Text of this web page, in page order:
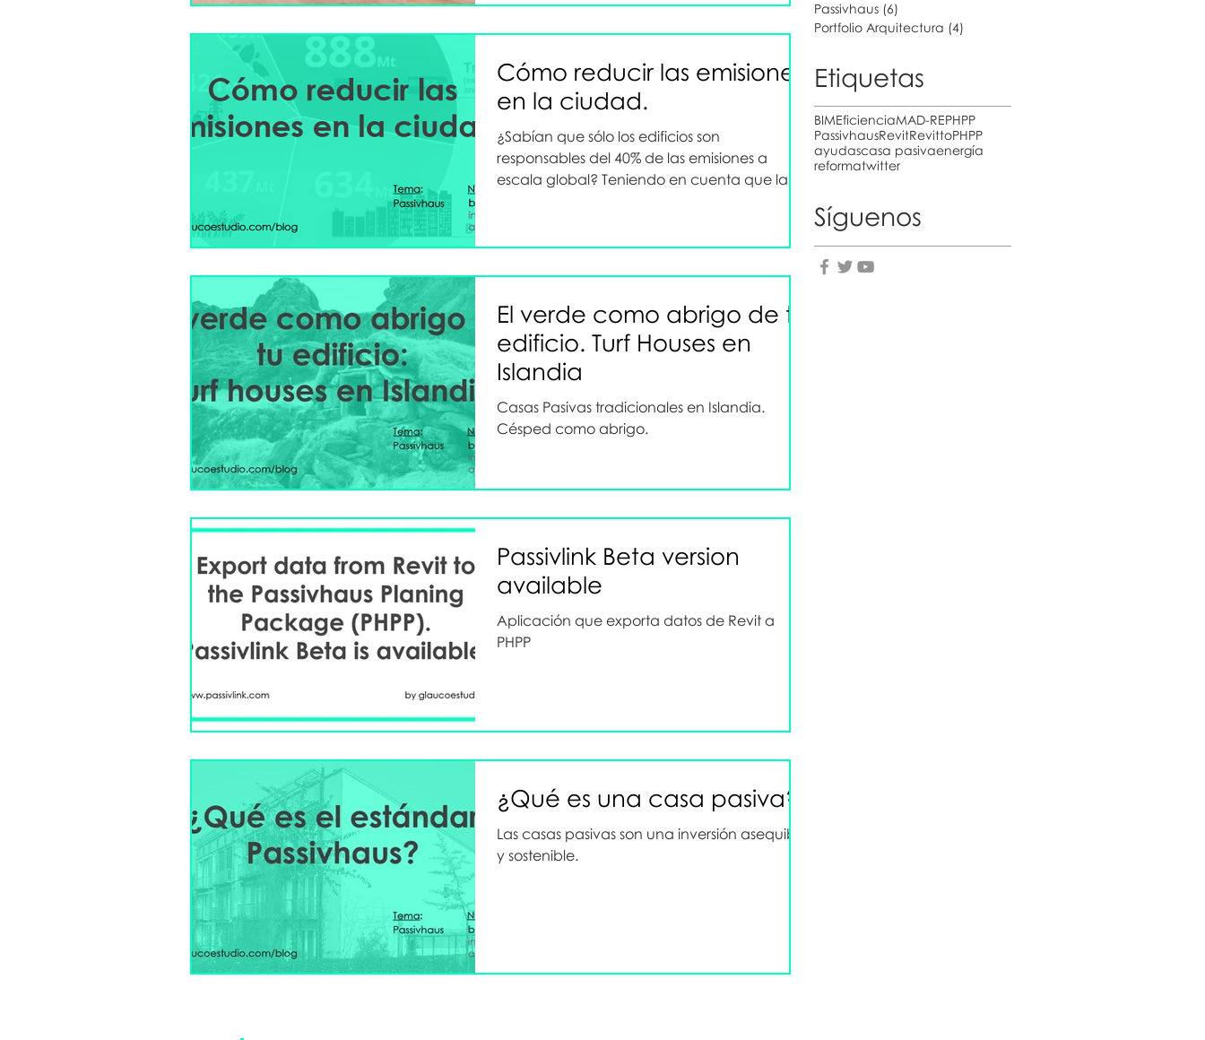
Cómo reducir las emisiones
en la ciudad.
¿Sabían que sólo los edificios son
responsables del 40% de las emisiones a
escala global? Teniendo en cuenta que la
El verde como abrigo de tu
edificio. Turf Houses en
Islandia
Casas Pasivas tradicionales en Islandia.
Césped como abrigo.
Passivlink Beta version
available
Aplicación que exporta datos de Revit a
PHPP
¿Qué es una casa pasiva?
Las casas pasivas son una inversión asequible
y sostenible.
Passivhaus (6)
Portfolio Arquitectura (4)
Etiquetas
BIMEficienciaMAD-REPHPP
PassivhausRevitRevittoPHPP
ayudascasa pasivaenergía
reformatwitter
Síguenos